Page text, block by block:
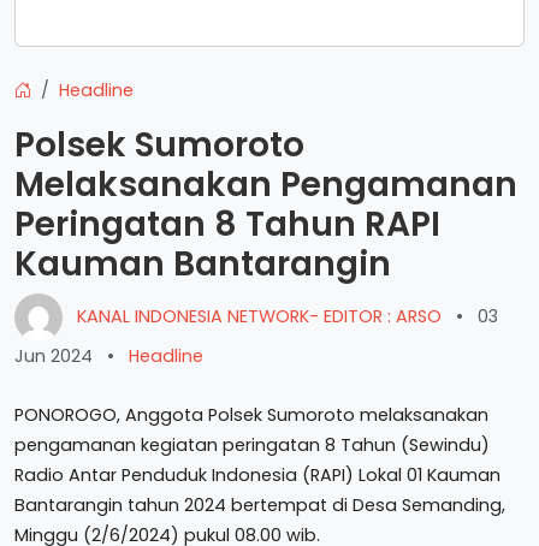
Headline
Polsek Sumoroto
Melaksanakan Pengamanan
Peringatan 8 Tahun RAPI
Kauman Bantarangin
KANAL INDONESIA NETWORK- EDITOR : ARSO •
03
Jun 2024
• Headline
PONOROGO, Anggota Polsek Sumoroto melaksanakan
pengamanan kegiatan peringatan 8 Tahun (Sewindu)
Radio Antar Penduduk Indonesia (RAPI) Lokal 01 Kauman
Bantarangin tahun 2024 bertempat di Desa Semanding,
Minggu (2/6/2024) pukul 08.00 wib.